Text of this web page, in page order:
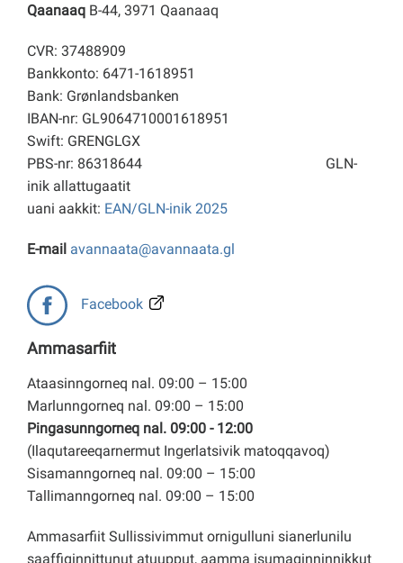
Qaanaaq B-44, 3971 Qaanaaq
CVR: 37488909
Bankkonto: 6471-1618951
Bank: Grønlandsbanken
IBAN-nr: GL9064710001618951
Swift: GRENGLGX
PBS-nr: 86318644 GLN-
inik allattugaatit
uani aakkit: EAN/GLN-inik 2025
E-mail avannaata@avannaata.gl
Facebook
Ammasarfiit
Ataasinngorneq nal. 09:00 – 15:00
Marlunngorneq nal. 09:00 – 15:00
Pingasunngorneq nal. 09:00 - 12:00
(Ilaqutareeqarnermut Ingerlatsivik matoqqavoq)
Sisamanngorneq nal. 09:00 – 15:00
Tallimanngorneq nal. 09:00 – 15:00
Ammasarfiit Sullissivimmut ornigulluni sianerlunilu
saaffiginnittunut atuupput, aamma isumaginninnikkut